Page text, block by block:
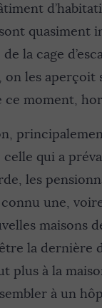
quasiment
la cage
on les
ce moment,
qui a
les
une,
maisons
la dernière
plus à la
à un